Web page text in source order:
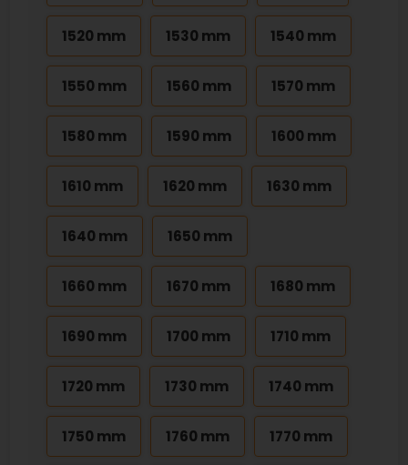
1520 mm 1530 mm 1540 mm
1550 mm 1560 mm 1570 mm
1580 mm 1590 mm 1600 mm
1610 mm 1620 mm 1630 mm
1640 mm 1650 mm
1660 mm 1670 mm 1680 mm
1690 mm 1700 mm 1710 mm
1720 mm 1730 mm 1740 mm
1750 mm 1760 mm 1770 mm